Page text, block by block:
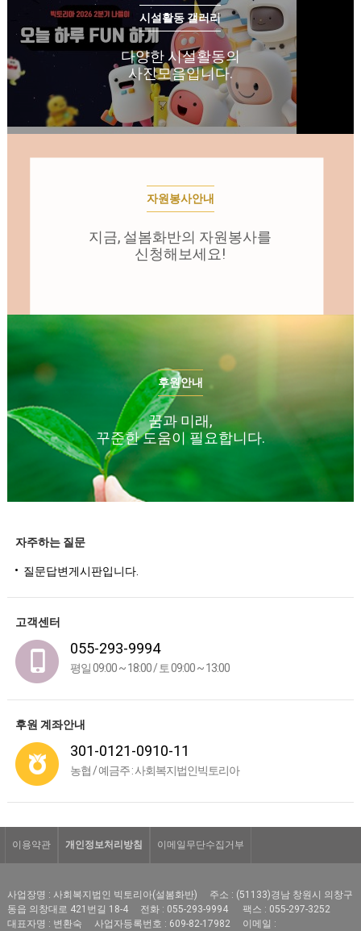
시설활동 갤러리
다양한 시설활동의
사진모음입니다.
자원봉사안내
지금, 설봄화반의 자원봉사를
신청해보세요!
후원안내
꿈과 미래,
꾸준한 도움이 필요합니다.
자주하는 질문
질문답변게시판입니다.
고객센터
055-293-9994
평일 09:00 ~ 18:00 / 토 09:00 ~ 13:00
후원 계좌안내
301-0121-0910-11
농협 / 예금주 : 사회복지법인빅토리아
이용약관 개인정보처리방침 이메일무단수집거부
사업장명 : 사회복지법인 빅토리아(설봄화반)
주소 : (51133)경남 창원시 의창구
동읍 의창대로 421번길 18-4
전화 : 055-293-9994
팩스 : 055-297-3252
대표자명 : 변환숙
사업자등록번호 : 609-82-17982 이메일 :